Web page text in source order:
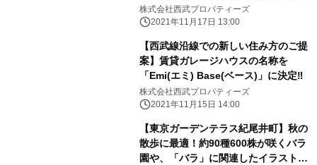
も楽しめる 『KIOI WINTER 2021-
2022』
株式会社西武プロパティーズ
2021年11月17日 13:00
【西武線沿線での新しい住み方のご提
案】賃貸ガレージハウスの名称を
「Emi(エミ) Base(ベース)」に決定‼
株式会社西武プロパティーズ
2021年11月15日 14:00
【東京ガーデンテラス紀尾井町】秋の
散歩に最適！約90種600株が咲くバラ
園や、「バラ」に関連したイラスト